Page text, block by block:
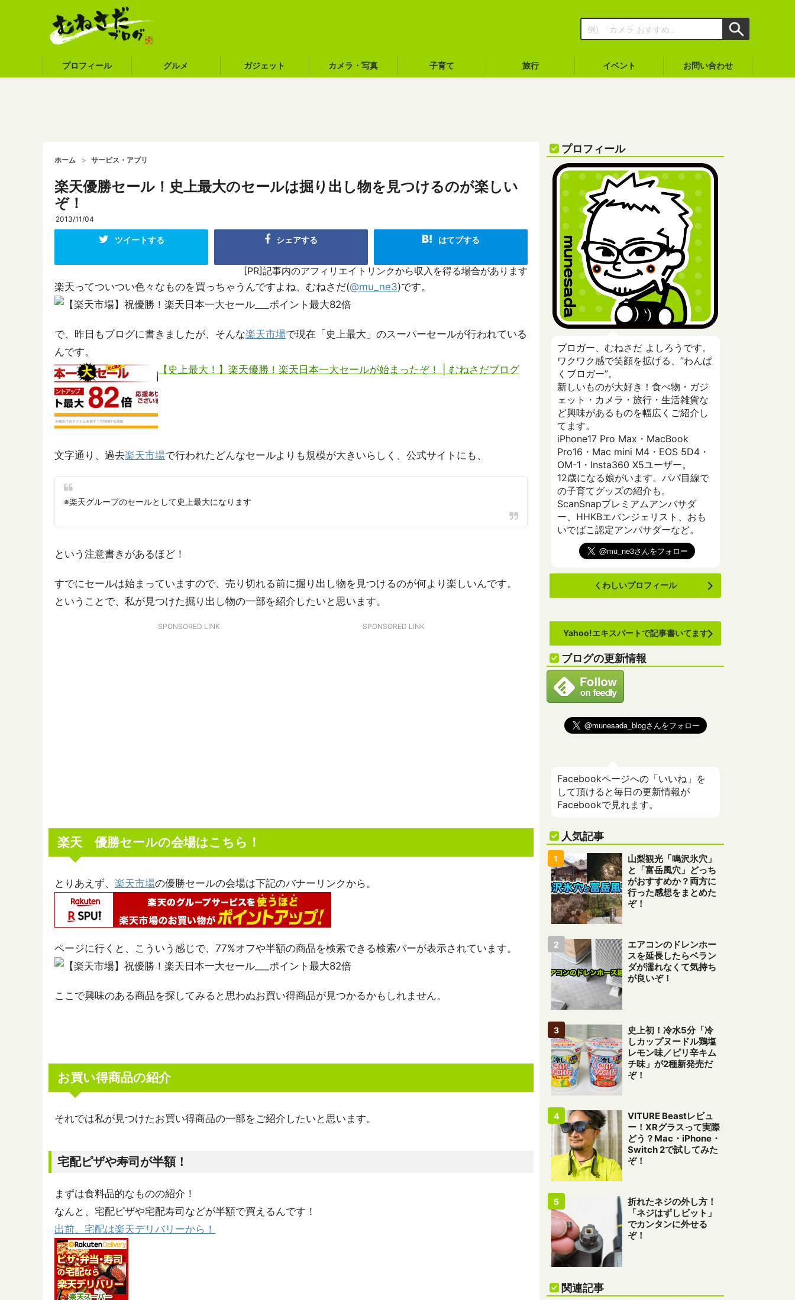
プロフィール グルメ ガジェット カメラ・写真 子育て 旅行 イベント お問い合わせ
ホーム サービス・アプリ
楽天優勝セール！史上最大のセールは掘り出し物を見つけるのが楽しい
ぞ！
2013/11/04
ツイートする シェアする はてブする
[PR]記事内のアフィリエイトリンクから収入を得る場合があります
楽天ってついつい色々なものを買っちゃうんですよね、むねさだ(@mu_ne3)です。
で、昨日もブログに書きましたが、そんな楽天市場で現在「史上最大」のスーパーセールが行われている
んです。
【史上最大！】楽天優勝！楽天日本一大セールが始まったぞ！ | むねさだブログ
文字通り、過去楽天市場で行われたどんなセールよりも規模が大きいらしく、公式サイトにも、
※楽天グループのセールとして史上最大になります
という注意書きがあるほど！
すでにセールは始まっていますので、売り切れる前に掘り出し物を見つけるのが何より楽しいんです。
ということで、私が見つけた掘り出し物の一部を紹介したいと思います。
SPONSORED LINK SPONSORED LINK
楽天 優勝セールの会場はこちら！
とりあえず、 楽天市場の優勝セールの会場は下記のバナーリンクから。
ページに行くと、こういう感じで、77%オフや半額の商品を検索できる検索バーが表示されています。
ここで興味のある商品を探してみると思わぬお買い得商品が見つかるかもしれません。
お買い得商品の紹介
それでは私が見つけたお買い得商品の一部をご紹介したいと思います。
宅配ピザや寿司が半額！
まずは食料品的なものの紹介！
なんと、宅配ピザや宅配寿司などが半額で買えるんです！
出前、宅配は楽天デリバリーから！
プロフィール
ブロガー、むねさだ よしろうです。
ワクワク感で笑顔を拡げる、”わんぱ
くブロガー”。
新しいものが大好き！食べ物・ガジ
ェット・カメラ・旅行・生活雑貨な
ど興味があるものを幅広くご紹介し
てます。
iPhone17 Pro Max・MacBook
Pro16・Mac mini M4・EOS 5D4・
OM-1・Insta360 X5ユーザー。
12歳になる娘がいます。パパ目線で
の子育てグッズの紹介も。
ScanSnapプレミアムアンバサダ
ー、HHKBエバンジェリスト、おも
いでばこ認定アンバサダーなど。
くわしいプロフィール
Yahoo!エキスパートで記事書いてます
ブログの更新情報
Facebookページへの「いいね」を
して頂けると毎日の更新情報が
Facebookで見れます。
人気記事
山梨観光「鳴沢氷穴」
と「富岳風穴」どっち
がおすすめか？両方に
行った感想をまとめた
ぞ！
エアコンのドレンホー
スを延長したらベラン
ダが濡れなくて気持ち
が良いぞ！
史上初！冷水5分「冷
しカップヌードル鶏塩
レモン味／ピリ辛キム
チ味」が2種新発売だ
ぞ！
VITURE Beastレビュ
ー！XRグラスって実際
どう？Mac・iPhone・
Switch 2で試してみた
ぞ！
折れたネジの外し方！
「ネジはずしビット」
でカンタンに外せる
ぞ！
関連記事